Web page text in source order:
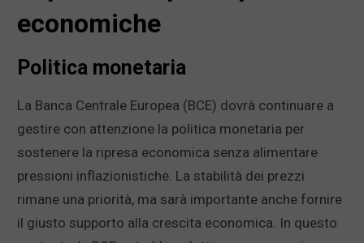
economiche
Politica monetaria
La Banca Centrale Europea (BCE) dovrà continuare a
gestire con attenzione la politica monetaria per
sostenere la ripresa economica senza alimentare
pressioni inflazionistiche. La stabilità dei prezzi
rimane una priorità, ma sarà importante anche fornire
il giusto supporto alla crescita economica. In questo